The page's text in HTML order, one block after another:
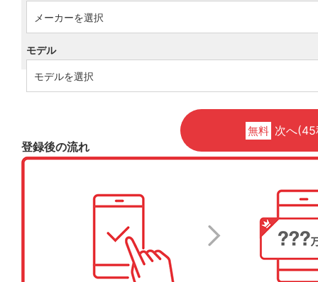
モデル
無料 次へ
登録後の流れ